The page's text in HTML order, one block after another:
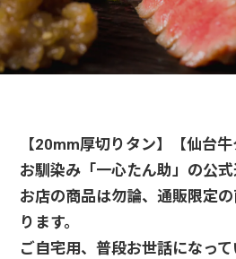
【20mm厚切りタン】【仙台
お馴染み「一心たん助」の公式
お店の商品は勿論、通販限定
ります。
ご自宅用、普段お世話になっ